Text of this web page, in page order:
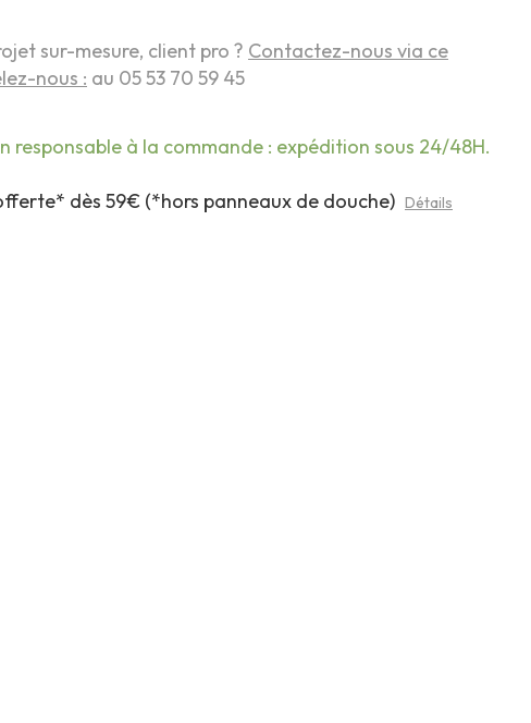
sur-mesure, client pro ? Contactez-nous via ce
nous : au 05 53 70 59 45
responsable à la commande : expédition sous 24/48H.
dès 59€ (*hors panneaux de douche) Détails